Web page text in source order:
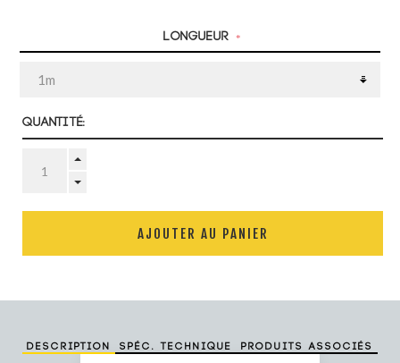
Longueur *
Quantité:
AJOUTER AU PANIER
Description Spéc. technique Produits associés